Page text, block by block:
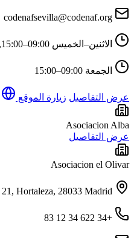
codenafsevilla@codenaf.org
الاثنين–الخميس 09:00–15:00, 16:00–20:00
الجمعة 09:00–15:00
عرض التفاصيل زيارة الموقع
Asociacion Alba
عرض التفاصيل
Asociacion el Olivar
Hortaleza, 28033 Madrid
+34 622 34 12 83